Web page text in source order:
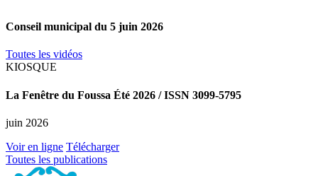
2026
Conseil municipal du 5 juin 2026
Toutes les vidéos
KIOSQUE
La
du
Foussa
Été
2026
La Fenêtre du Foussa Été 2026 / ISSN 3099-5795
juin 2026
Voir en ligne Télécharger
Toutes les publications